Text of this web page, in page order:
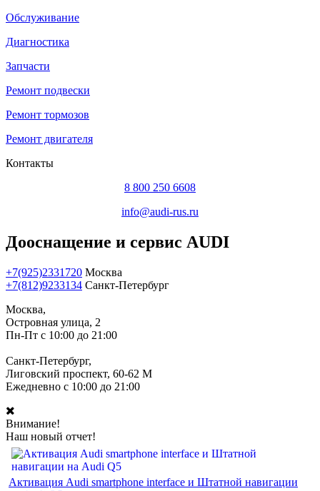
Обслуживание
Диагностика
Запчасти
Ремонт подвески
Ремонт тормозов
Ремонт двигателя
Контакты
8 800 250 6608
info@audi-rus.ru
Дооснащение и сервис AUDI
+7(925)2331720 Москва
+7(812)9233134 Санкт-Петербург
Москва,
Островная улица, 2
Пн-Пт с 10:00 до 21:00
Санкт-Петербург,
Лиговский проспект, 60-62 М
Ежедневно с 10:00 до 21:00
Внимание!
Наш новый отчет!
Активация Audi smartphone interface и Штатной навигации